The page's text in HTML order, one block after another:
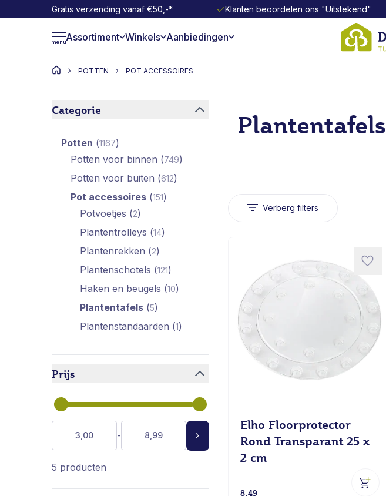
Gratis verzending vanaf €50,-* Klanten beoordelen ons "Uitstekend"
menuAssortiment Winkels Aanbiedingen
POTTEN POT ACCESSOIRES
Ga naar productlijst
Categorie
Potten (1167
beschikbare producten
)
Potten voor binnen (749
beschikbare producten
)
Potten voor buiten (612
beschikbare producten
)
Pot accessoires (151
beschikbare producten
)
Potvoetjes (2
beschikbare producten
)
Plantentrolleys (14
beschikbare producten
)
Plantenrekken (2
beschikbare producten
)
Plantenschotels (121
beschikbare producten
)
Haken en beugels (10
beschikbare producten
)
Plantentafels (5
beschikbare producten
)
Plantenstandaarden (1
beschikbare producten
)
Prijs
-
Maximale Waarde
5 producten
Plantentafels
Verberg filters
Elho Floorprotector
Rond Transparant 25 x
2 cm
8,49